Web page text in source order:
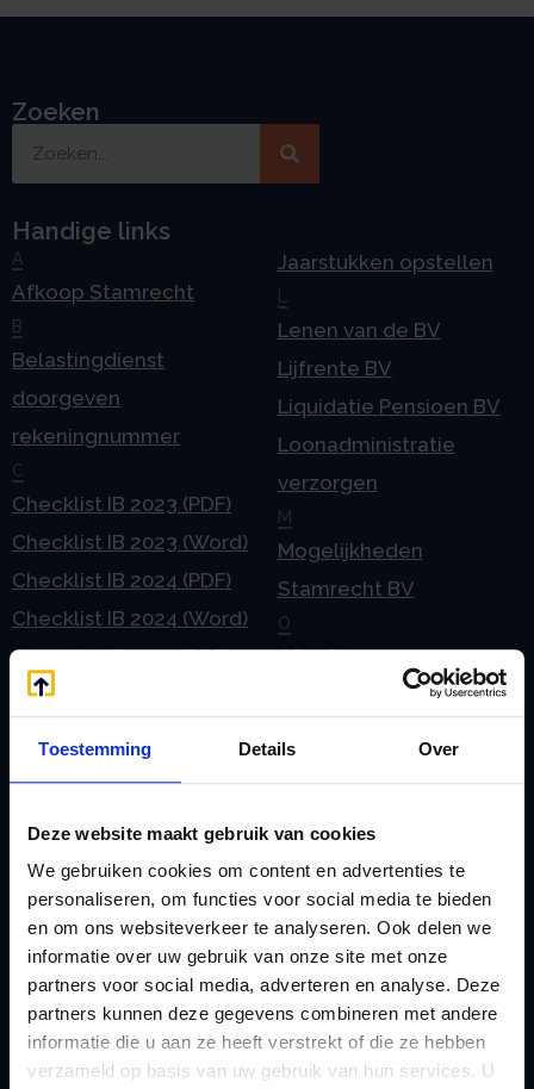
Toestemming Details Over
Deze website maakt gebruik van cookies
We gebruiken cookies om content en advertenties te
personaliseren, om functies voor social media te bieden
en om ons websiteverkeer te analyseren. Ook delen we
informatie over uw gebruik van onze site met onze
partners voor social media, adverteren en analyse. Deze
partners kunnen deze gegevens combineren met andere
informatie die u aan ze heeft verstrekt of die ze hebben
verzameld op basis van uw gebruik van hun services. U
Zoeken
Handige links
A
Afkoop Stamrecht
B
Belastingdienst
doorgeven
rekeningnummer
C
Checklist IB 2023 (PDF)
Checklist IB 2023 (Word)
Checklist IB 2024 (PDF)
Checklist IB 2024 (Word)
Checklist IB 2025 (PDF)
Checklist IB 2025 (Word)
Stamrecht BV
Emigratie
Emigratie Pensioen BV
Fiscale waardering
Flex BV oprichten of
omzetten
Jaarstukken opstellen
L
Lenen van de BV
Lijfrente BV
Liquidatie Pensioen BV
Loonadministratie
verzorgen
M
Mogelijkheden
Stamrecht BV
O
ODV BV
Ontbinden Stamrecht
Oprichten BV door
Overdracht vanuit
banksparen
Overgang naar
Stamrecht BV
P